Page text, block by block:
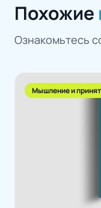
Похожие
Ознакомьтесь
Мышление и